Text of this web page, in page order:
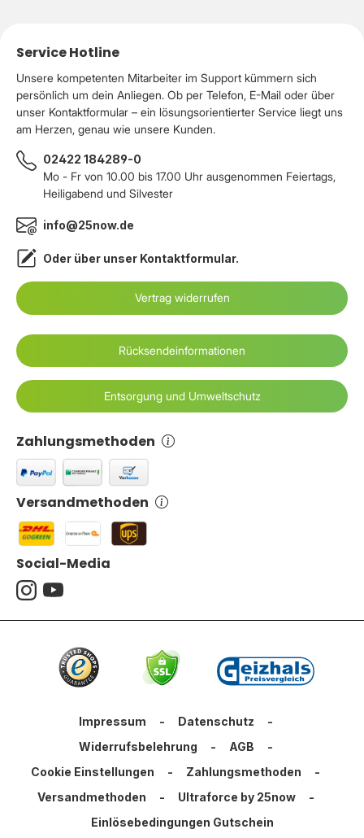
Service Hotline
Unsere kompetenten Mitarbeiter im Support kümmern sich
persönlich um dein Anliegen. Ob per Telefon, E-Mail oder über
unser Kontaktformular – ein lösungsorientierter Service liegt uns
am Herzen, genau wie unsere Kunden.
02422 184289-0
Mo - Fr von 10.00 bis 17.00 Uhr ausgenommen Feiertags,
Heiligabend und Silvester
info@25now.de
Oder über unser Kontaktformular.
Vertrag widerrufen
Zahlungsmethoden
Versandmethoden
Rücksendeinformationen
Entsorgung und Umweltschutz
Social-Media
Impressum - Datenschutz
-
Widerrufsbelehrung
- AGB
-
Cookie Einstellungen
- Zahlungsmethoden
-
Versandmethoden
- Ultraforce by 25now
-
Einlösebedingungen Gutschein